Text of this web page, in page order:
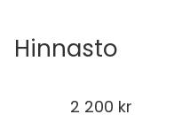
Kapprum med galgar
Bardisk (flyttbar)
Hinnasto
2 200 kr